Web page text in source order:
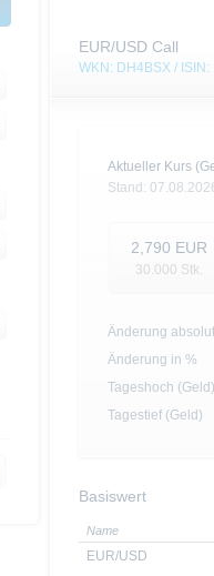
EUR/USD Call
WKN: DH4BSX /
Aktueller Kurs
Stand:
2,790 EUR
30.000 Stk.
Änderung absolut
Änderung in %
Tageshoch (Geld)
Tagestief (Geld)
Basiswert
Name
EUR/USD